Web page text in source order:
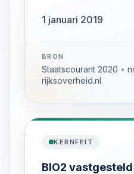
1 januari 2019
BRON
Staatscourant 2020 •
rijksoverheid.nl
KERNFEIT
BIO2 vastgesteld